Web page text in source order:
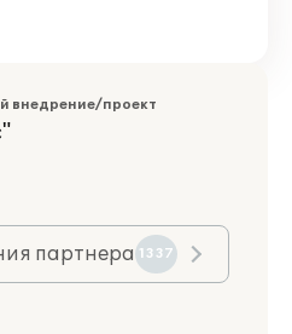
внедрение/проект
партнера 1337